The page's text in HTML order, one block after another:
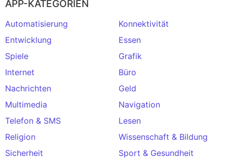
APP-KATEGORIEN
Automatisierung
Konnektivität
Entwicklung
Essen
Spiele
Grafik
Internet
Büro
Nachrichten
Geld
Multimedia
Navigation
Telefon & SMS
Lesen
Religion
Wissenschaft & Bildung
Sicherheit
Sport & Gesundheit